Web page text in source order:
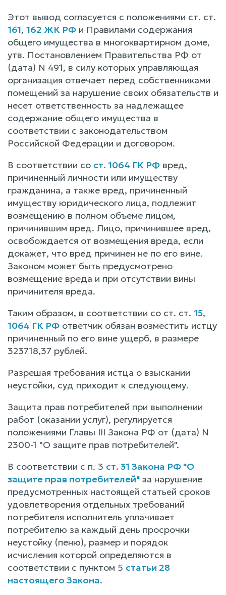
Этот вывод согласуется с положениями ст. ст.
161, 162 ЖК РФ и Правилами содержания
общего имущества в многоквартирном доме,
утв. Постановлением Правительства РФ от
(дата) N 491, в силу которых управляющая
организация отвечает перед собственниками
помещений за нарушение своих обязательств и
несет ответственность за надлежащее
содержание общего имущества в
соответствии с законодательством
Российской Федерации и договором.
В соответствии со ст. 1064 ГК РФ вред,
причиненный личности или имуществу
гражданина, а также вред, причиненный
имуществу юридического лица, подлежит
возмещению в полном объеме лицом,
причинившим вред. Лицо, причинившее вред,
освобождается от возмещения вреда, если
докажет, что вред причинен не по его вине.
Законом может быть предусмотрено
возмещение вреда и при отсутствии вины
причинителя вреда.
Таким образом, в соответствии со ст. ст. 15,
1064 ГК РФ ответчик обязан возместить истцу
причиненный по его вине ущерб, в размере
323718,37 рублей.
Разрешая требования истца о взыскании
неустойки, суд приходит к следующему.
Защита прав потребителей при выполнении
работ (оказании услуг), регулируется
положениями Главы III Закона РФ от (дата) N
2300-1 "О защите прав потребителей".
В соответствии с п. 3 ст. 31 Закона РФ "О
защите прав потребителей" за нарушение
предусмотренных настоящей статьей сроков
удовлетворения отдельных требований
потребителя исполнитель уплачивает
потребителю за каждый день просрочки
неустойку (пеню), размер и порядок
исчисления которой определяются в
соответствии с пунктом 5 статьи 28
настоящего Закона.